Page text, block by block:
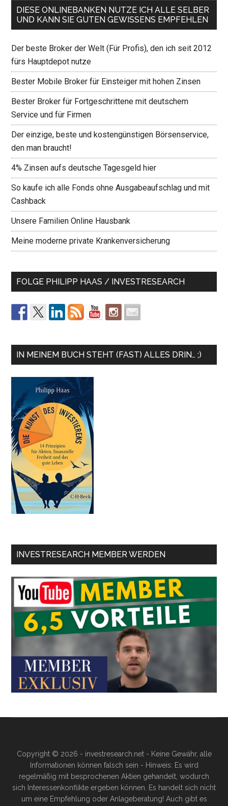
DIESE ONLINEBANKEN NUTZE ICH ALLE SELBER
UND KANN SIE GUTEN GEWISSENS EMPFEHLEN
Der beste Broker der Welt (Für Profis), den ich seit 2012
fürs Hauptdepot nutze
Bester Mobile Broker für Einsteiger mit hohen Zinsen
Bester Broker für Fortgeschrittene mit deutschem
Service und für Firmen
Der einzige, beste und kostengünstigen Börsenservice,
den man braucht!
4% Zinsen aufs deutsche Tagesgeld hier
So kaufe ich alle Fonds ohne Ausgabeaufschlag und mit
Cashback
Unsere Familien Online Hausbank
Meine moderne private Krankenversicherung
FOLGE PHILIPP HAAS / INVESTRESEARCH
IN MEINEM BUCH STEHT (FAST) ALLES DRIN… ;)
INVESTRESEARCH MEMBER WERDEN
Copyright © 2026 - investresearch.net - Keine Gewähr, alle
Informationen können falsch sein - Hinweis: Es wird
regelmäßig mit besprochenen Aktien gehandelt, wodurch
sich Interessenkonflikte ergeben können. Es handelt sich nicht
um eine Empfehlung oder Anlageberatung! Auch gibt es